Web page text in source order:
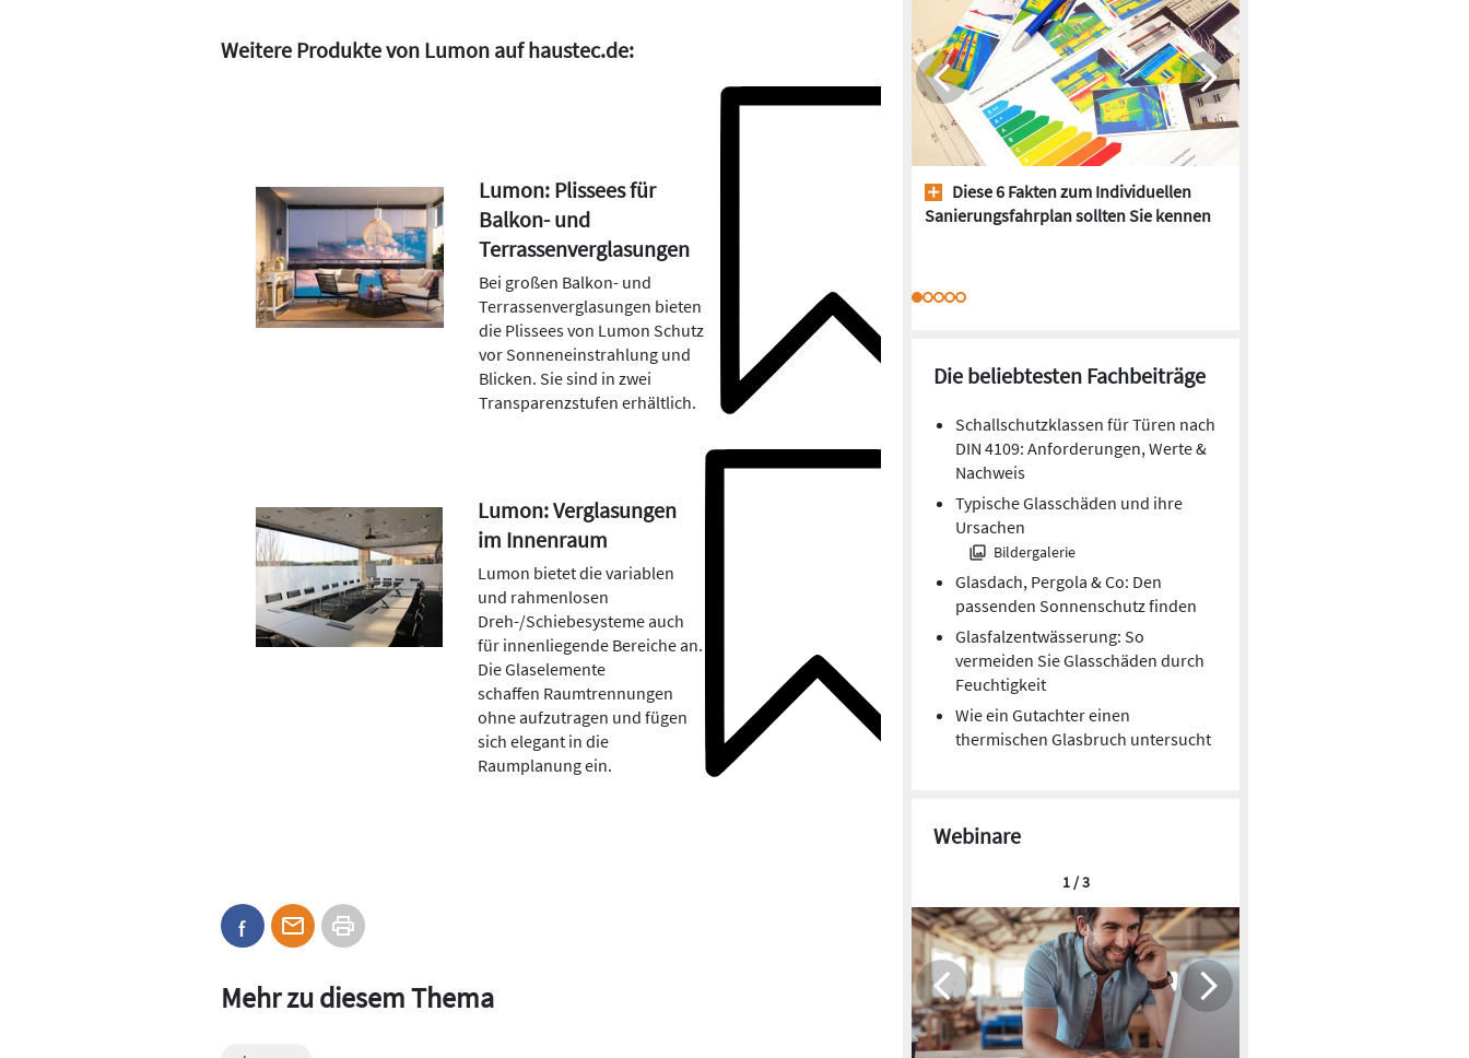
Weitere Produkte von Lumon auf haustec.de:
Lumon: Plissees für
Balkon- und
Terrassenverglasungen
Bei großen Balkon- und
Terrassenverglasungen bieten
die Plissees von Lumon Schutz
vor Sonneneinstrahlung und
Blicken. Sie sind in zwei
Transparenzstufen erhältlich.
Lumon: Verglasungen
im Innenraum
Lumon bietet die variablen
und rahmenlosen
Dreh-/Schiebesysteme auch
für innenliegende Bereiche an.
Die Glaselemente
schaffen Raumtrennungen
ohne aufzutragen und fügen
sich elegant in die
Raumplanung ein.
Mehr zu diesem Thema
Diese 6 Fakten zum Individuellen
Sanierungsfahrplan sollten Sie kennen
Die beliebtesten Fachbeiträge
Schallschutzklassen für Türen nach
DIN 4109: Anforderungen, Werte &
Nachweis
Typische Glasschäden und ihre
Ursachen
Bildergalerie
Glasdach, Pergola & Co: Den
passenden Sonnenschutz finden
Glasfalzentwässerung: So
vermeiden Sie Glasschäden durch
Feuchtigkeit
Wie ein Gutachter einen
thermischen Glasbruch untersucht
Webinare
1 / 3